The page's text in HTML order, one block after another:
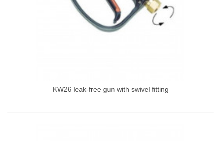
KW26 leak-free gun with swivel fitting